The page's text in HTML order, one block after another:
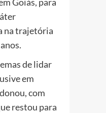
na trajetória
de lidar
em
com
restou para